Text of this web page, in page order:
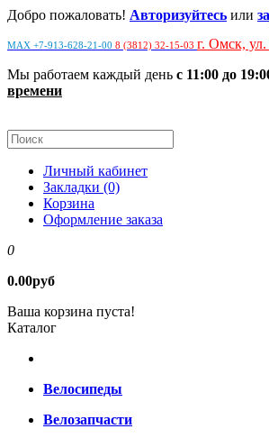
Добро пожаловать! Авторизуйтесь или
MAX +7-913-628-21-00 8 (3812) 32-15-03 г. Омск,
Мы работаем каждый день с 11:00 до
времени
Личный кабинет
Закладки (0)
Корзина
Оформление заказа
0
0.00руб
Ваша корзина пуста!
Каталог
Велосипеды
Велозапчасти